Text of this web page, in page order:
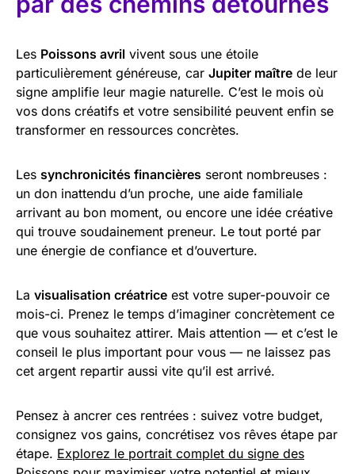
Les Poissons avril vivent sous une étoile
particulièrement généreuse, car Jupiter maître de leur
signe amplifie leur magie naturelle. C’est le mois où
vos dons créatifs et votre sensibilité peuvent enfin se
transformer en ressources concrètes.
Les synchronicités financières seront nombreuses :
un don inattendu d’un proche, une aide familiale
arrivant au bon moment, ou encore une idée créative
qui trouve soudainement preneur. Le tout porté par
une énergie de confiance et d’ouverture.
La visualisation créatrice est votre super-pouvoir ce
mois-ci. Prenez le temps d’imaginer concrètement ce
que vous souhaitez attirer. Mais attention — et c’est le
conseil le plus important pour vous — ne laissez pas
cet argent repartir aussi vite qu’il est arrivé.
Pensez à ancrer ces rentrées : suivez votre budget,
consignez vos gains, concrétisez vos rêves étape par
étape. Explorez le portrait complet du signe des